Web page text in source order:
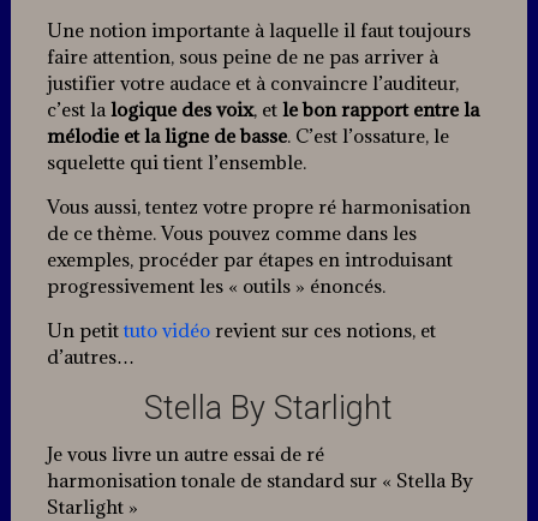
Une notion importante à laquelle il faut toujours
faire attention, sous peine de ne pas arriver à
justifier votre audace et à convaincre l’auditeur,
c’est la logique des voix, et le bon rapport entre la
mélodie et la ligne de basse. C’est l’ossature, le
squelette qui tient l’ensemble.
Vous aussi, tentez votre propre ré harmonisation
de ce thème. Vous pouvez comme dans les
exemples, procéder par étapes en introduisant
progressivement les « outils » énoncés.
Un petittuto vidéorevient sur ces notions, et
d’autres…
Stella By Starlight
Je vous livre un autre essai de ré
harmonisation tonale de standard sur « Stella By
Starlight »